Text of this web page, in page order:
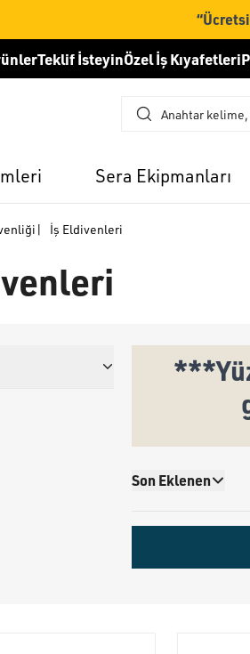
Teklif İsteyinÖzel İş Kıyafetleri
Sera Ekipmanları
| İş Eldivenleri
Son Eklenen